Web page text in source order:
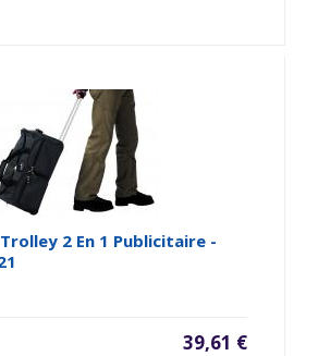
2 En 1 Publicitaire -
39,61 €